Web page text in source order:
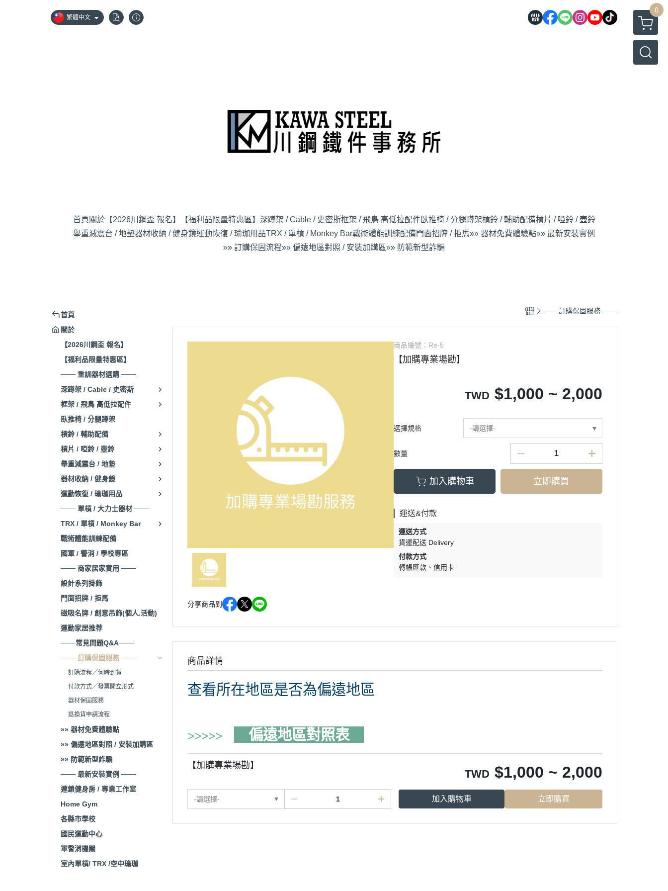
繁體中文
0
首頁 關於【2026川鋼盃 報名】 【福利品限量特惠區】 深蹲架 / Cable / 史密斯框架 / 飛鳥 高低拉配件臥推椅 / 分腿蹲架槓鈴 / 輔助配備槓片 / 啞鈴 / 壺鈴
舉重減震台 / 地墊器材收納 / 健身鏡運動恢復 / 瑜珈用品TRX / 單槓 / Monkey Bar戰術體能訓練配備門面招牌 / 拒馬»» 器材免費體驗點»» 最新安裝實例
»» 訂購保固流程»» 偏遠地區對照 / 安裝加購區»» 防範新型詐騙
首頁
關於
【2026川鋼盃 報名】
【福利品限量特惠區】
─── 重訓器材選購 ───
深蹲架 / Cable / 史密斯
框架 / 飛鳥 高低拉配件
臥推椅 / 分腿蹲架
槓鈴 / 輔助配備
槓片 / 啞鈴 / 壺鈴
舉重減震台 / 地墊
器材收納 / 健身鏡
運動恢復 / 瑜珈用品
─── 單槓 / 大力士器材 ───
TRX / 單槓 / Monkey Bar
戰術體能訓練配備
國軍 / 警消 / 學校專區
─── 商家居家實用 ───
設計系列掛飾
門面招牌 / 拒馬
磁吸名牌 / 創意吊飾(個人.活動)
運動家居推荐
───常見問題Q&A───
─── 訂購保固服務 ───
訂購流程／何時到貨
付款方式／發票開立形式
器材保固服務
退換貨申請流程
»» 器材免費體驗點
»» 偏遠地區對照 / 安裝加購區
»» 防範新型詐騙
─── 最新安裝實例 ───
連鎖健身房 / 專業工作室
Home Gym
各縣市學校
國民運動中心
軍警消機關
室內單槓/ TRX /空中瑜珈
─── 訂購保固服務 ───
分享商品到
商品編號： Re-5
【加購專業場勘】
TWD $1,000 ~ 2,000
選擇規格 -請選擇-
數量
加入購物車 立即購買
運送&付款
運送方式
貨運配送 Delivery
付款方式
轉帳匯款
信用卡
商品詳情
查看所在地區是否為偏遠地區
>>>>> 偏遠地區對照表
【加購專業場勘】
TWD $1,000 ~ 2,000
-請選擇- 加入購物車 立即購買